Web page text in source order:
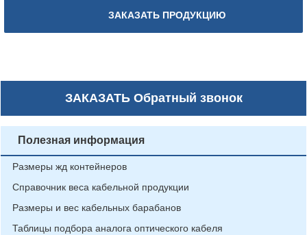
ЗАКАЗАТЬ ПРОДУКЦИЮ
ЗАКАЗАТЬОбратный звонок
Полезная информация
Размеры жд контейнеров
Справочник веса кабельной продукции
Размеры и вес кабельных барабанов
Таблицы подбора аналога оптического кабеля